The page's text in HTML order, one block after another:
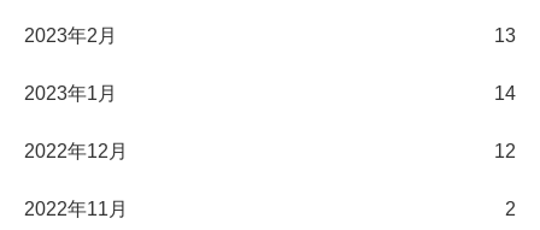
2023年2月 13
2023年1月 14
2022年12月 12
2022年11月 2